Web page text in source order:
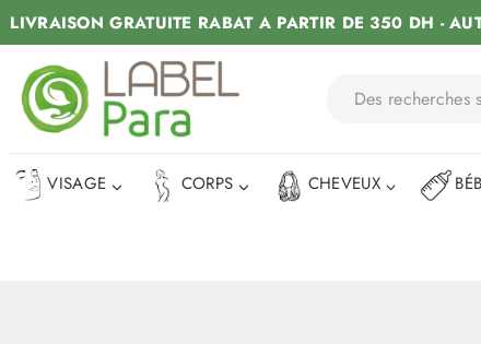
LIVRAISON GRATUITE RABAT A PARTIR DE 350 DH -
VISAGE CORPS CHEVEUX